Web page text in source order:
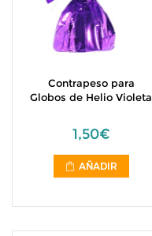
Contrapeso para
Globos de Helio Violeta
1,50€
AÑADIR